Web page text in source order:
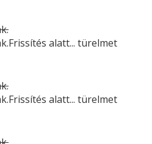
alatt... türelmet
alatt... türelmet